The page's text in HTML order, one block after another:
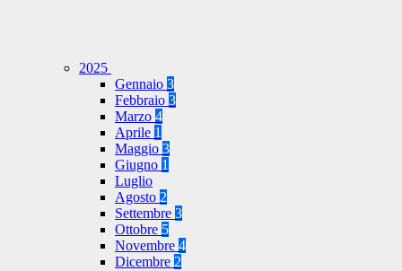
2025
Gennaio 3
Febbraio 3
Marzo 4
Aprile 1
Maggio 3
Giugno 1
Luglio
Agosto 2
Settembre 3
Ottobre 5
Novembre 4
Dicembre 2